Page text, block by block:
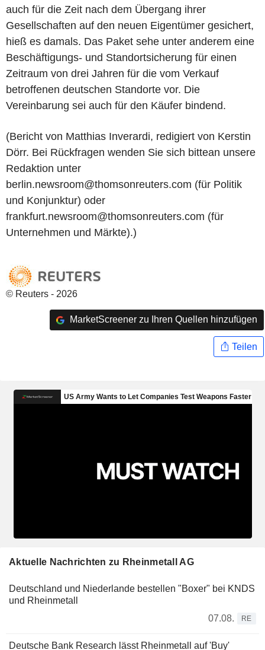
auch für die Zeit nach dem Übergang ihrer
Gesellschaften auf den neuen Eigentümer gesichert,
hieß es damals. Das Paket sehe unter anderem eine
Beschäftigungs- und Standortsicherung für einen
Zeitraum von drei Jahren für die vom Verkauf
betroffenen deutschen Standorte vor. Die
Vereinbarung sei auch für den Käufer bindend.
(Bericht von Matthias Inverardi, redigiert von Kerstin
Dörr. Bei Rückfragen wenden Sie sich bittean unsere
Redaktion unter
berlin.newsroom@thomsonreuters.com (für Politik
und Konjunktur) oder
frankfurt.newsroom@thomsonreuters.com (für
Unternehmen und Märkte).)
© Reuters - 2026
MarketScreener zu Ihren Quellen hinzufügen
Teilen
Aktuelle Nachrichten zu Rheinmetall AG
Deutschland und Niederlande bestellen "Boxer" bei KNDS
und Rheinmetall
07.08.
RE
Deutsche Bank Research lässt Rheinmetall auf 'Buy'